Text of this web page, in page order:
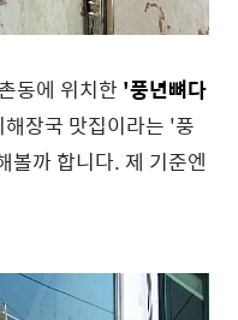
동에 위치한 '풍년뼈다
장국 맛집이라는 '풍
볼까 합니다. 제 기준엔